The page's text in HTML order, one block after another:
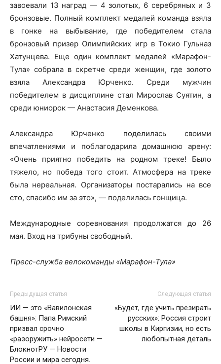
завоевали 13 наград — 4 золотых, 6 серебряных и 3
бронзовые. Полный комплект медалей команда взяла
в гонке на выбывание, где победителем стала
бронзовый призер Олимпийских игр в Токио Гульназ
Хатунцева. Еще один комплект медалей «Марафон-
Тула» собрала в скретче среди женщин, где золото
взяла Александра Юрченко. Среди мужчин
победителем в дисциплине стал Мирослав Суятин, а
среди юниорок — Анастасия Деменкова.
Александра Юрченко поделилась своими
впечатлениями и поблагодарила домашнюю арену:
«Очень приятно победить на родном треке! Было
тяжело, но победа того стоит. Атмосфера на треке
была нереальная. Организаторы постарались на все
сто, спасибо им за это», — поделилась гонщица.
Международные соревнования продолжатся до 26
мая. Вход на трибуны свободный.
Пресс-служба велокоманды «Марафон-Тула»
Предыдущая статья
ИИ — это «Вавилонская
башня»: Папа Римский
призвал срочно
«разоружить» нейросети —
БлокнотРУ — Новости
России и мира сегодня.
Следующая статья
«Будет, где учить презирать
русских»: Россия строит
школы в Киргизии, но есть
любопытная деталь